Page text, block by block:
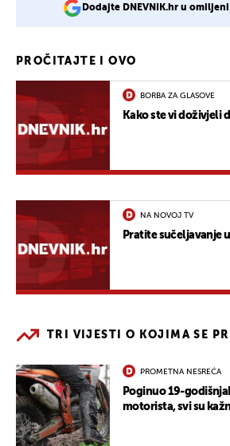
Dodajte DNEVNIK.hr u
PROČITAJTE I OVO
BORBA ZA GLASOVE
Kako ste vi doživjeli
NA NOVOJ TV
Pratite sučeljavanje
TRI VIJESTI O KOJIMA SE
PROMETNA NESREĆA
Poginuo 19-
motorista, svi su